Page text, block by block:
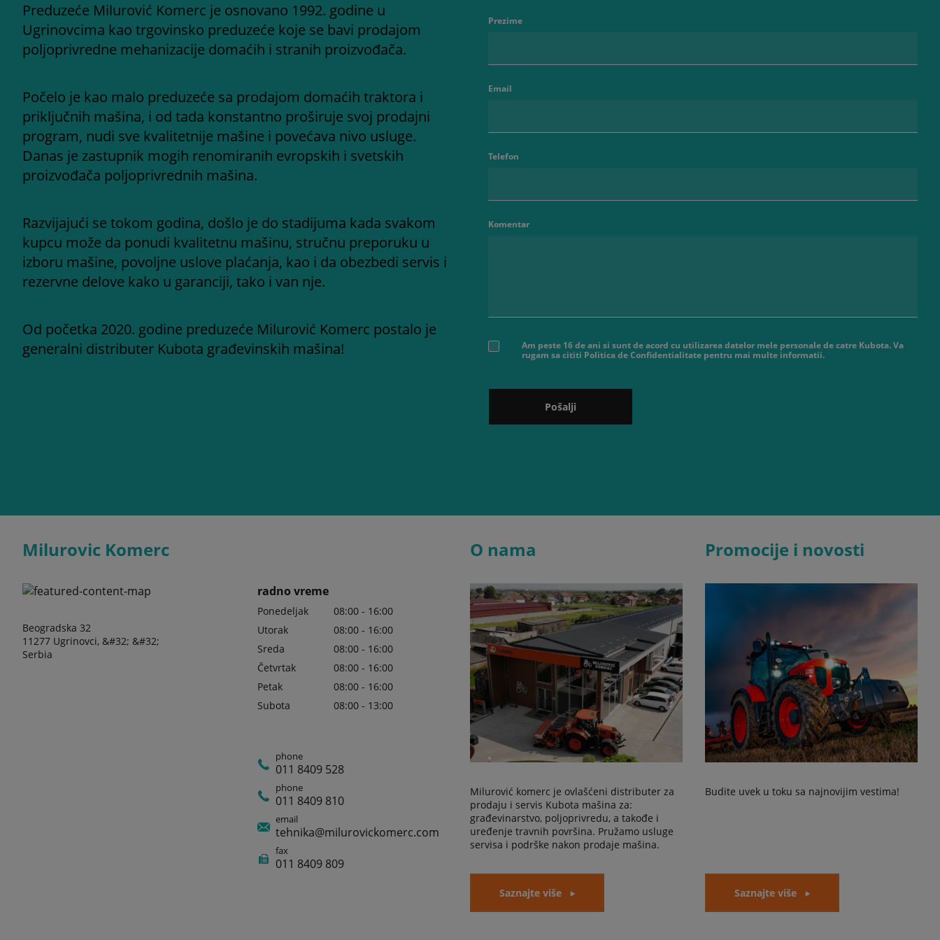
Preduzeće Milurović Komerc je osnovano 1992. godine u
Ugrinovcima kao trgovinsko preduzeće koje se bavi prodajom
poljoprivredne mehanizacije domaćih i stranih proizvođača.
Počelo je kao malo preduzeće sa prodajom domaćih traktora i
priključnih mašina, i od tada konstantno proširuje svoj prodajni
program, nudi sve kvalitetnije mašine i povećava nivo usluge.
Danas je zastupnik mogih renomiranih evropskih i svetskih
proizvođača poljoprivrednih mašina.
Razvijajući se tokom godina, došlo je do stadijuma kada svakom
kupcu može da ponudi kvalitetnu mašinu, stručnu preporuku u
izboru mašine, povoljne uslove plaćanja, kao i da obezbedi servis i
rezervne delove kako u garanciji, tako i van nje.
Od početka 2020. godine preduzeće Milurović Komerc postalo je
generalni distributer Kubota građevinskih mašina!
Prezime
Email
Telefon
Komentar
Am peste 16 de ani si sunt de acord cu utilizarea datelor mele personale de catre Kubota. Va
rugam sa cititi Politica de Confidentialitate pentru mai multe informatii.
Pošalji
Milurovic Komerc
Beogradska 32
11277 Ugrinovci, &#32; &#32;
Serbia
radno vreme
Ponedeljak
08:00 - 16:00
Utorak
08:00 - 16:00
Sreda
08:00 - 16:00
Četvrtak
08:00 - 16:00
Petak
08:00 - 16:00
Subota
08:00 - 13:00
phone
011 8409 528
phone
011 8409 810
email
tehnika@milurovickomerc.com
fax
011 8409 809
O nama
Milurović komerc je ovlašćeni distributer za
prodaju i servis Kubota mašina za:
građevinarstvo, poljoprivredu, a takođe i
uređenje travnih površina. Pružamo usluge
servisa i podrške nakon prodaje mašina.
Saznajte više
Promocije i novosti
Budite uvek u toku sa najnovijim vestima!
Saznajte više